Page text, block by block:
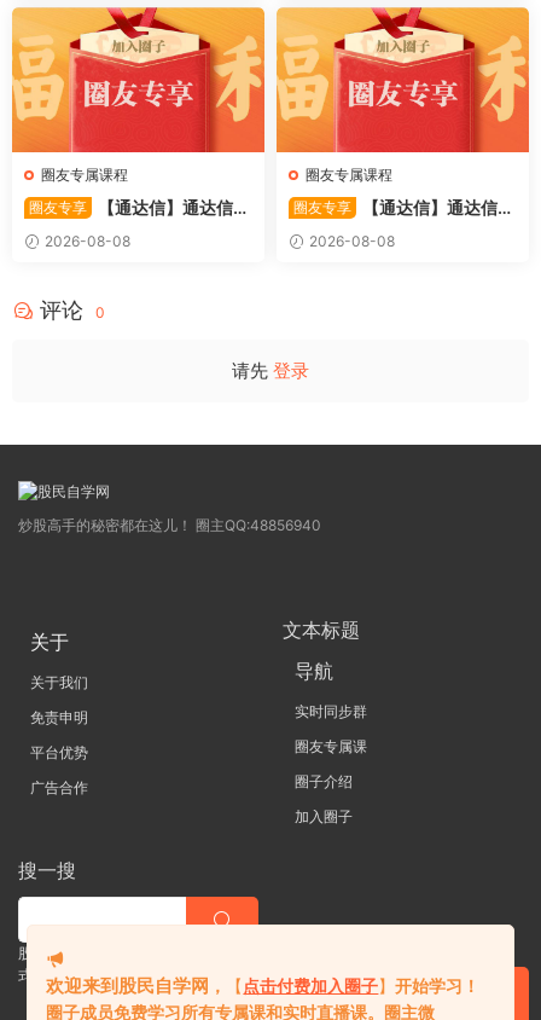
时机 源码
2个视频
圈友专属课程
圈友专享
【通达信】通达信
〖极致主力〗主副图/选股 放
量不算突破，站上压力才算！
2026-08-08
圈友专属课程
圈友专享
【通达信】通达信
〖超强MACD〗副图指标 斐波
那契+三重共振，捕捉买卖
2026-08-08
评论 0
请先 登录
炒股高手的秘密都在这儿！ 圈主QQ:48856940
关于
关于我们
免责申明
平台优势
广告合作
文本标题
导航
实时同步群
圈友专属课
圈子介绍
加入圈子
搜一搜
股票 |直播| 外汇| 期货 |金融理财一站
式学习平台
欢迎来到股民自学网 ， 【 点击付费加入圈子】开始学习！
圈子成员免费学习所有专属课和实时直播课。 圈主微